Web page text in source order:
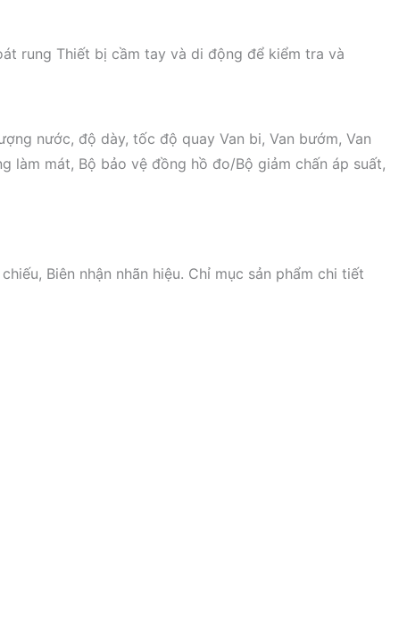
rung Thiết bị cầm tay và di động để kiểm tra và
nước, độ dày, tốc độ quay Van bi, Van bướm, Van
làm mát, Bộ bảo vệ đồng hồ đo/Bộ giảm chấn áp suất,
Biên nhận nhãn hiệu. Chỉ mục sản phẩm chi tiết